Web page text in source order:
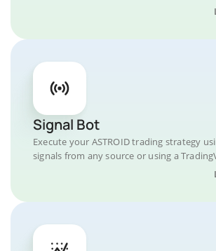
Signal Bot
Execute your ASTROID trading strategy
signals from any source or using a